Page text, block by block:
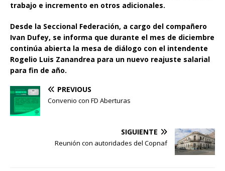
trabajo e incremento en otros adicionales.
Desde la Seccional Federación, a cargo del compañero
Ivan Dufey, se informa que durante el mes de diciembre
continúa abierta la mesa de diálogo con el intendente
Rogelio Luis Zanandrea para un nuevo reajuste salarial
para fin de año.
PREVIOUS
Convenio con FD Aberturas
SIGUIENTE
Reunión con autoridades del Copnaf